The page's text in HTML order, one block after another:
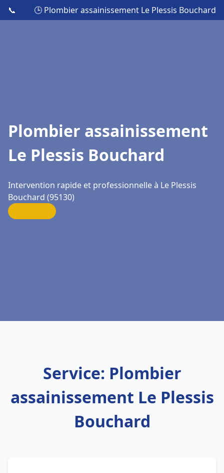
📞 🕒 Plombier assainissement Le Plessis Bouchard
Plombier assainissement
Le Plessis Bouchard
Intervention rapide et professionnelle à Le Plessis
Bouchard (95130)
Service: Plombier
assainissement Le Plessis
Bouchard